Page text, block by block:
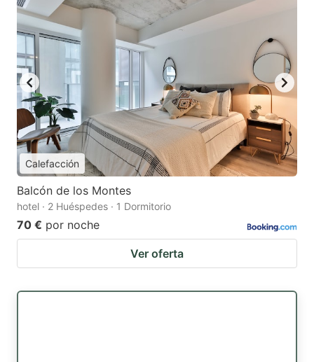
Calefacción
Balcón de los Montes
hotel · 2 Huéspedes · 1 Dormitorio
70 € por noche
Ver oferta